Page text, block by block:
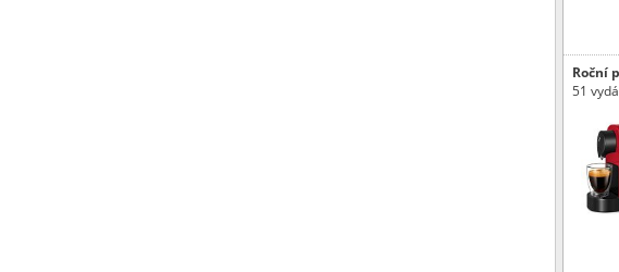
Roční
51